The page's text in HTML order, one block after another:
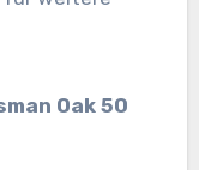
Oak 50